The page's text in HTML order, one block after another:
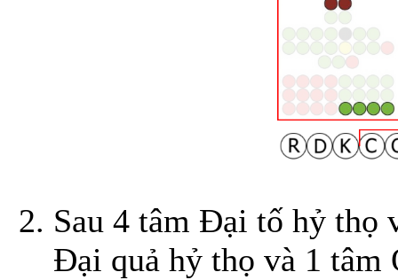
Sau 4 tâm Đại tố hỷ thọ
Đại quả hỷ thọ và 1 tâm